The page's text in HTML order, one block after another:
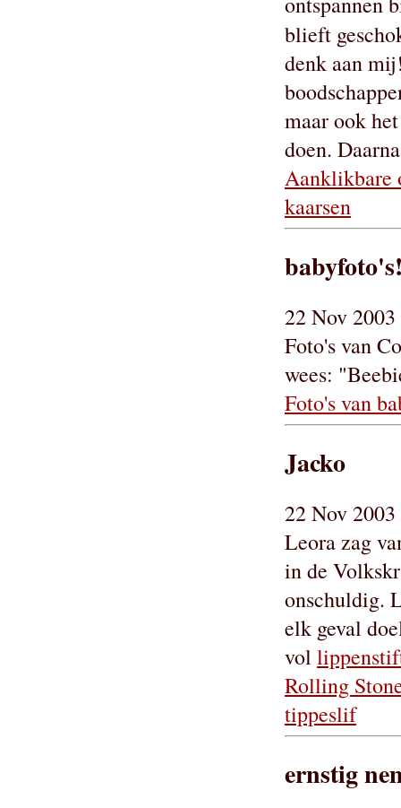
blieft
denk aan
maar ook
doen.
Aanklikbare
kaarsen
22 Nov
Foto's van
wees:
Foto's van
Jacko
22 Nov
Leora zag
in de
onschuldig.
elk geval
vol
Rolling
tippeslif
ernstig